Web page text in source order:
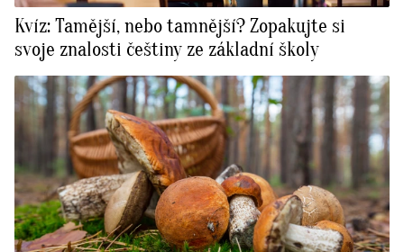
Kvíz: Tamější, nebo tamnější? Zopakujte si
svoje znalosti češtiny ze základní školy